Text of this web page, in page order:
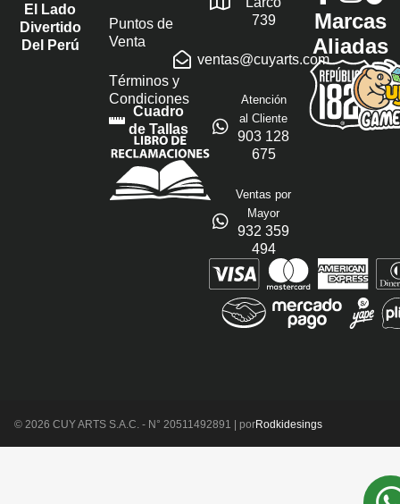
El Lado
Divertido
Del Perú
Puntos de
Venta
Términos y
Condiciones
Cuadro
de Tallas
739
ventas@cuyarts.com
Atención
al Cliente
903 128
675
Ventas por
Mayor
932 359
494
Marcas
Aliadas
© 2026 CUY ARTS S.A.C. - N° 20511492891 | porRodkidesings